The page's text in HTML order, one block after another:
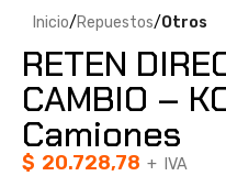
Inicio Repuestos Otros
RETEN
CAMBIO –
Camiones
$ 20.728,78 + IVA